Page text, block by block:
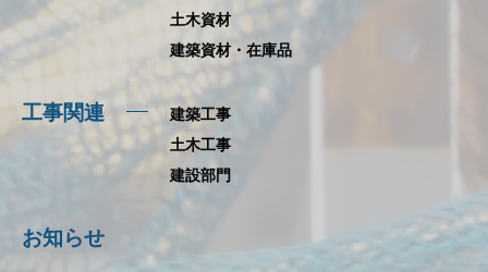
土木資材
建築資材・在庫品
工事関連
建築工事
土木工事
建設部門
お知らせ